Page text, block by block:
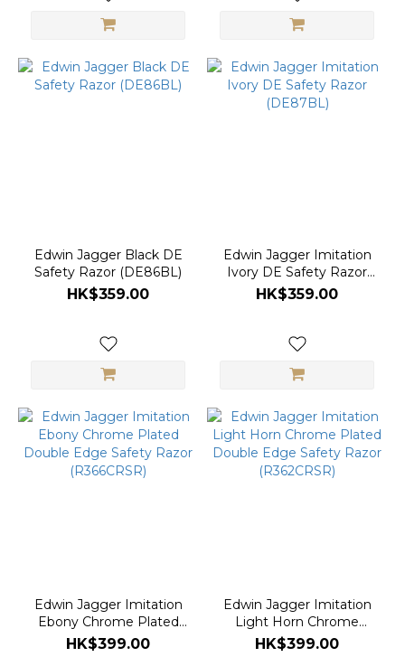
Edwin Jagger Black DE
Safety Razor (DE86BL)
HK$359.00
Edwin Jagger Imitation
Ivory DE Safety Razor
(DE87BL)
HK$359.00
Edwin Jagger Imitation
Ebony Chrome Plated
Double Edge Safety
HK$399.00
Edwin Jagger Imitation
Light Horn Chrome
Plated Double Edge
HK$399.00